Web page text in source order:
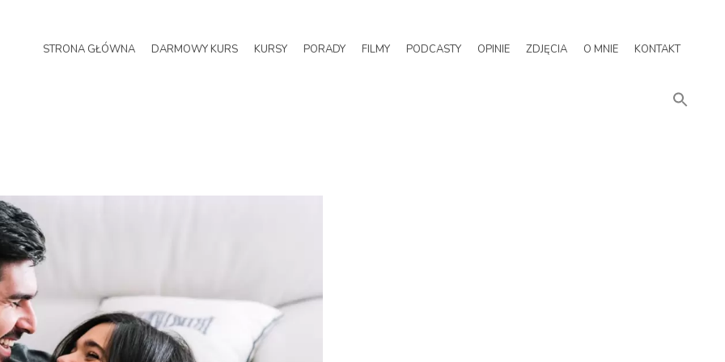
STRONA GŁÓWNA DARMOWY KURS KURSY PORADY FILMY PODCASTY OPINIE ZDJĘCIA O MNIE KONTAKT